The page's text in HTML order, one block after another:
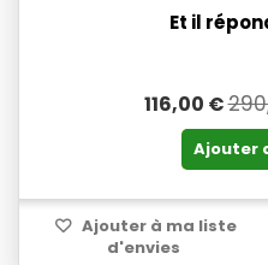
Et il
116,00 €
Ajouter
Ajouter à ma liste
d'envies